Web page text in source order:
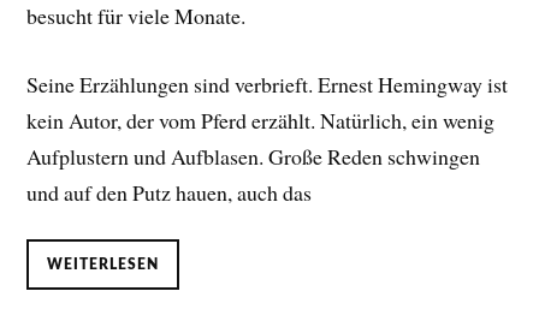
besucht für viele Monate.
Seine Erzählungen sind verbrieft. Ernest Hemingway ist
kein Autor, der vom Pferd erzählt. Natürlich, ein wenig
Aufplustern und Aufblasen. Große Reden schwingen
und auf den Putz hauen, auch das
WEITERLESEN